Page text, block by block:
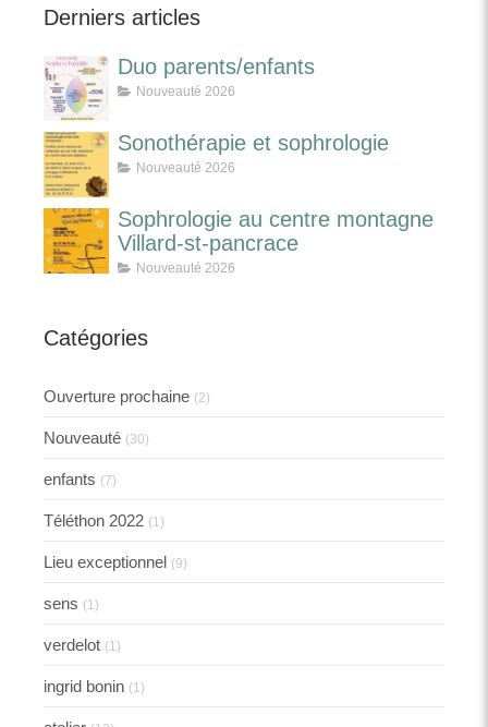
Derniers articles
Duo parents/enfants
Nouveauté 2026
Sonothérapie et sophrologie
Nouveauté 2026
Sophrologie au centre montagne
Villard-st-pancrace
Nouveauté 2026
Catégories
Ouverture prochaine (2)
Nouveauté (30)
enfants (7)
Téléthon 2022 (1)
Lieu exceptionnel (9)
sens (1)
verdelot (1)
ingrid bonin (1)